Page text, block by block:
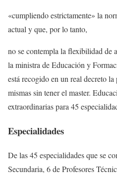
«cumpliendo estrictamente» la
actual y que, por lo tanto,
no se contempla la flexibilidad de
la ministra de Educación y
está recogido en un real decreto
mismas sin tener el master.
extraordinarias para 45
Especialidades
De las 45 especialidades que se
Secundaria, 6 de Profesores